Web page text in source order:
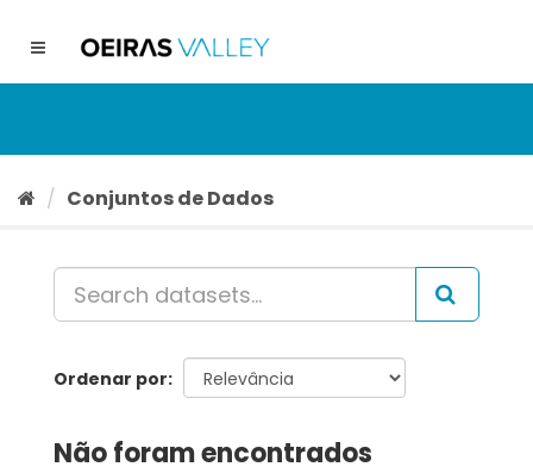
conteúdo
Toggle
Conjuntos de Dados
Ordenar por
Não foram encontrados